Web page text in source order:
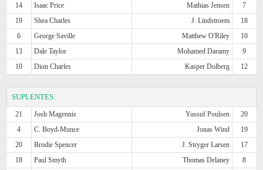
14
Isaac Price Mathias Jensen
7
19
Shea Charles J. Lindstroem
18
6
George Saville Matthew O'Riley
10
13
Dale Taylor Mohamed Daramy
9
10
Dion Charles Kasper Dolberg 12
SUPLENTES:
21 Josh Magennis Yussuf Poulsen
20
4
C. Boyd-Munce Jonas Wind
19
20
Brodie Spencer J. Stryger Larsen
17
18
Paul Smyth Thomas Delaney
8